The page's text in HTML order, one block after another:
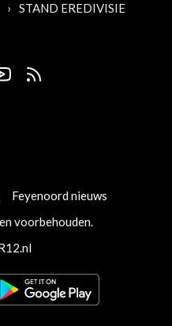
STAND EREDIVISIE
Feyenoord nieuws
voorbehouden.